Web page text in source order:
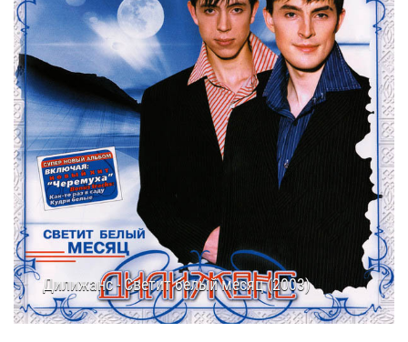
Дилижанс - Светит белый месяц (2003)
21.02.201915:01